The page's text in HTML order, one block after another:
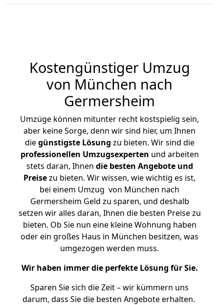
Kostengünstiger Umzug
von München nach
Germersheim
Umzüge können mitunter recht kostspielig sein,
aber keine Sorge, denn wir sind hier, um Ihnen
diegünstigste Lösung zu bieten. Wir sind die
professionellen Umzugsexperten und arbeiten
stets daran, Ihnen die besten Angebote und
Preisezu bieten. Wir wissen, wie wichtig es ist,
bei einem Umzug von München nach
Germersheim Geld zu sparen, und deshalb
setzen wir alles daran, Ihnen die besten Preise zu
bieten. Ob Sie nun eine kleine Wohnung haben
oder ein großes Haus in München besitzen, was
umgezogen werden muss.
Wir haben immer die perfekte Lösung für Sie.
Sparen Sie sich die Zeit – wir kümmern uns
darum, dass Sie die besten Angebote erhalten.